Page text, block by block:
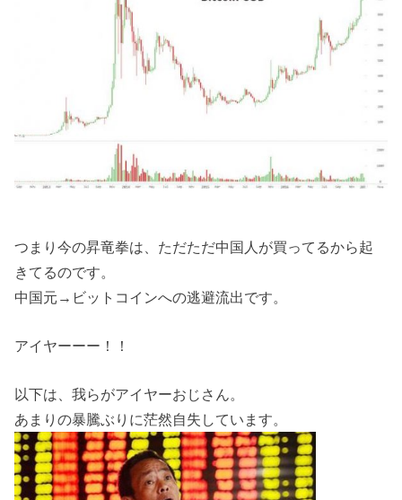
つまり今の昇竜拳は、ただただ中国人が買ってるから起
きてるのです。
中国元→ビットコインへの逃避流出です。
アイヤーーー！！
以下は、我らがアイヤーおじさん。
あまりの暴騰ぶりに茫然自失しています。